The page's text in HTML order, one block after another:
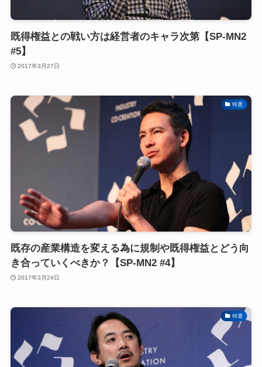
既得権益との戦い方は経営者のキャラ次第【SP-MN2
#5】
2017年3月27日
特選
既存の産業構造を変える為に規制や既得権益とどう向
き合っていくべきか？【SP-MN2 #4】
2017年3月24日
特選